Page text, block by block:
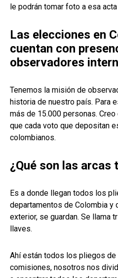
le podrán tomar foto a esa acta
Las elecciones en
cuentan con
observadores
Tenemos la misión de
historia de nuestro país. Para
más de 15.000 personas.
que cada voto que depositan
colombianos.
¿Qué son las arcas
Es a donde llegan todos los
departamentos de Colombia y
exterior, se guardan. Se llama
llaves.
Ahí están todos los pliegos
comisiones, nosotros nos